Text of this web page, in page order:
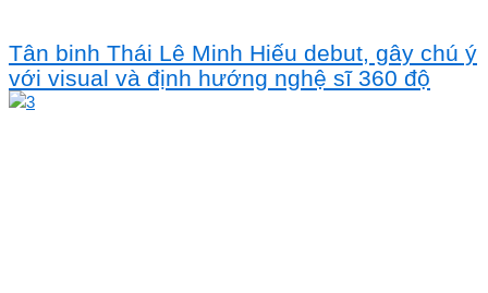
Tân binh Thái Lê Minh Hiếu debut, gây chú ý
với visual và định hướng nghệ sĩ 360 độ